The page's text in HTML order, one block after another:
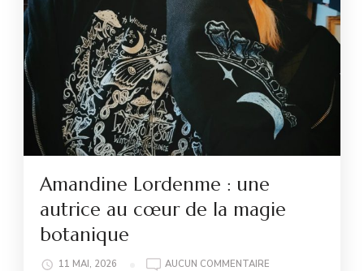
Amandine Lordenme : une
autrice au cœur de la magie
botanique
11 MAI, 2026 AUCUN COMMENTAIRE